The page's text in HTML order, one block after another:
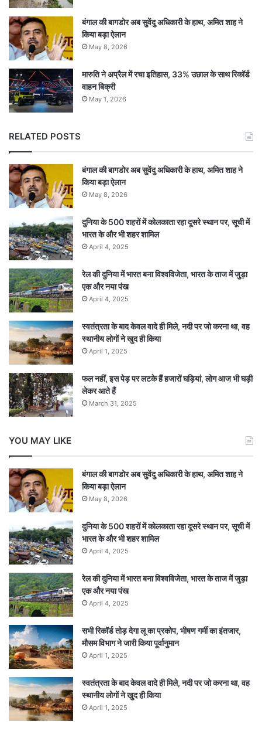
बंगाल की बागडोर अब सुवेंदु अधिकारी के हाथ, अमित शाह ने
किया बड़ा ऐलान
May 8, 2026
मारुति ने अप्रैल में रचा इतिहास, 33% उछाल के साथ रिकॉर्ड
वाहन बिक्री
May 1, 2026
RELATED POSTS
बंगाल की बागडोर अब सुवेंदु अधिकारी के हाथ, अमित शाह ने
किया बड़ा ऐलान
May 8, 2026
दुनिया के 500 शहरों में कोलकाता रहा दूसरे स्थान पर, सूची में
भारत के और भी शहर शामिल
April 4, 2025
रेल की दुनिया में भारत बना विश्वविजेता, भारत के ताज में जुड़ा
एक और नया पंख
April 4, 2025
स्वतंत्रता के बाद केवल वादे ही मिले, नदी पर जो करना था, वह
स्थानीय लोगों ने खुद ही किया
April 1, 2025
फल नहीं, इस पेड़ पर लटके हैं हजारों घड़ियां, लोग आज भी घड़ी
लेकर आते हैं
March 31, 2025
YOU MAY LIKE
बंगाल की बागडोर अब सुवेंदु अधिकारी के हाथ, अमित शाह ने
किया बड़ा ऐलान
May 8, 2026
दुनिया के 500 शहरों में कोलकाता रहा दूसरे स्थान पर, सूची में
भारत के और भी शहर शामिल
April 4, 2025
रेल की दुनिया में भारत बना विश्वविजेता, भारत के ताज में जुड़ा
एक और नया पंख
April 4, 2025
सभी रिकॉर्ड तोड़ देगा लू का प्रकोप, भीषण गर्मी का इंतजार,
मौसम विभाग ने जारी किया पूर्वानुमान
April 1, 2025
स्वतंत्रता के बाद केवल वादे ही मिले, नदी पर जो करना था, वह
स्थानीय लोगों ने खुद ही किया
April 1, 2025